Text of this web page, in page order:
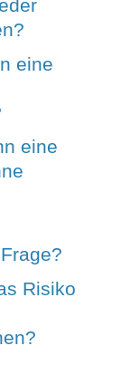
eine
eine
Risiko